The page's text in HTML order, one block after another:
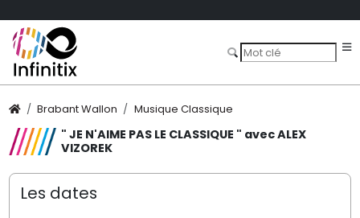
Brabant Wallon Musique Classique
" JE N'AIME PAS LE CLASSIQUE " avec ALEX
VIZOREK
Les dates